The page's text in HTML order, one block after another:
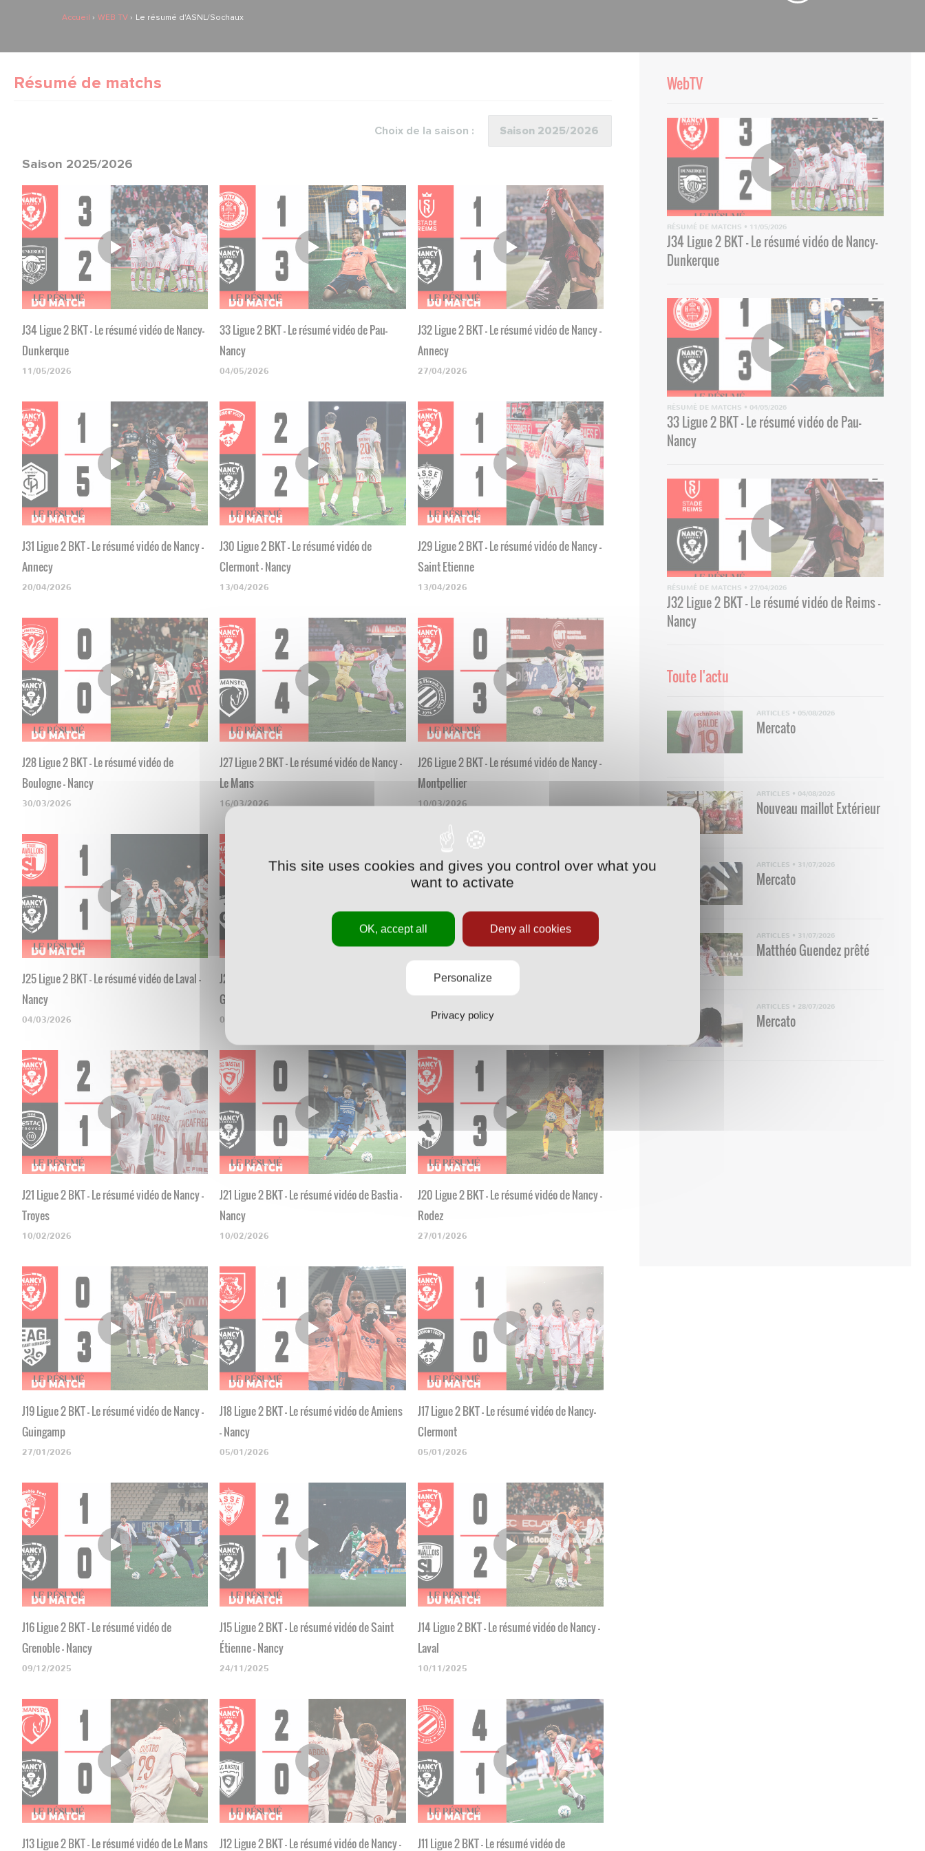
Accueil WEB TV Le résumé d'ASNL/Sochaux
Résumé de matchs
Choix de la saison :
Saison 2025/2026
J34 Ligue 2 BKT - Le résumé vidéo de Nancy-
Dunkerque
11/05/2026
33 Ligue 2 BKT - Le résumé vidéo de Pau-
Nancy
04/05/2026
J32 Ligue 2 BKT - Le résumé vidéo de Nancy -
Annecy
27/04/2026
J31 Ligue 2 BKT - Le résumé vidéo de Nancy -
Annecy
20/04/2026
J30 Ligue 2 BKT - Le résumé vidéo de
Clermont - Nancy
13/04/2026
J29 Ligue 2 BKT - Le résumé vidéo de Nancy -
Saint Etienne
13/04/2026
J28 Ligue 2 BKT - Le résumé vidéo de
Boulogne - Nancy
30/03/2026
J27 Ligue 2 BKT - Le résumé vidéo de Nancy -
Le Mans
16/03/2026
J26 Ligue 2 BKT - Le résumé vidéo de Nancy -
Montpellier
10/03/2026
J25 Ligue 2 BKT - Le résumé vidéo de Laval -
Nancy
04/03/2026
J24 Ligue 2 BKT - Le résumé vidéo de Nancy -
Grenoble
03/03/2026
J23 Ligue 2 BKT - Le résumé vidéo de Red
Star - Nancy
16/02/2026
J21 Ligue 2 BKT - Le résumé vidéo de Nancy -
Troyes
10/02/2026
J21 Ligue 2 BKT - Le résumé vidéo de Bastia -
Nancy
10/02/2026
J20 Ligue 2 BKT - Le résumé vidéo de Nancy -
Rodez
27/01/2026
J19 Ligue 2 BKT - Le résumé vidéo de Nancy -
Guingamp
27/01/2026
J18 Ligue 2 BKT - Le résumé vidéo de Amiens
- Nancy
05/01/2026
J17 Ligue 2 BKT - Le résumé vidéo de Nancy-
Clermont
05/01/2026
J16 Ligue 2 BKT - Le résumé vidéo de
Grenoble - Nancy
09/12/2025
J15 Ligue 2 BKT - Le résumé vidéo de Saint
Étienne - Nancy
24/11/2025
J14 Ligue 2 BKT - Le résumé vidéo de Nancy -
Laval
10/11/2025
J13 Ligue 2 BKT - Le résumé vidéo de Le Mans J12 Ligue 2 BKT - Le résumé vidéo de Nancy - J11 Ligue 2 BKT - Le résumé vidéo de
WebTV
RÉSUMÉ DE MATCHS • 11/05/2026
J34 Ligue 2 BKT - Le résumé vidéo de Nancy-
Dunkerque
RÉSUMÉ DE MATCHS • 04/05/2026
33 Ligue 2 BKT - Le résumé vidéo de Pau-
Nancy
RÉSUMÉ DE MATCHS • 27/04/2026
J32 Ligue 2 BKT - Le résumé vidéo de Reims -
Nancy
Toute l'actu
ARTICLES • 05/08/2026
Mercato
ARTICLES • 04/08/2026
Nouveau maillot Extérieur
ARTICLES • 31/07/2026
Mercato
ARTICLES • 31/07/2026
Matthéo Guendez prêté
ARTICLES • 28/07/2026
Mercato
This site uses cookies and gives you control over what you
want to activate
OK, accept all Deny all cookies
Personalize
Privacy policy